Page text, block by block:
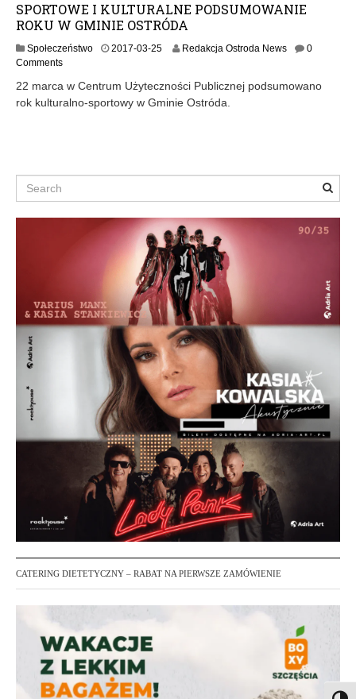
SPORTOWE I KULTURALNE PODSUMOWANIE
ROKU W GMINIE OSTRÓDA
Społeczeństwo 2017-03-252
7
-
5
Redakcja Ostroda News
0
Comments
22 marca w Centrum Użyteczności Publicznej podsumowano
rok kulturalno-sportowy w Gminie Ostróda.
Search
CATERING DIETETYCZNY – RABAT NA PIERWSZE ZAMÓWIENIE